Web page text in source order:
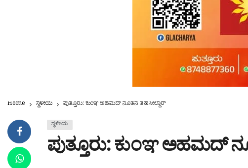
Home ಸ್ಥಳೀಯ ಪುತ್ತೂರು: ಕುಂಞ ಅಹಮದ್ ನೂತನ ತಹಸೀಲ್ದಾರ್
ಸ್ಥಳೀಯ
ಪುತ್ತೂರು: ಕುಂಞ ಅಹಮದ್